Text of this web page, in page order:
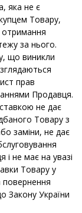
яка не є
Товару,
отримання
за нього.
що виникли
прав
Продавця.
не дає
Товару з
заміни, не дає
і не має на увазі
Товару у
Закону України